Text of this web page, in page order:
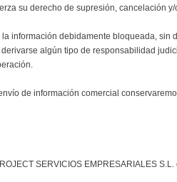
su derecho de supresión, cancelación
información debidamente bloqueada, sin
algún tipo de responsabilidad
de información comercial
SERVICIOS EMPRESARIALES